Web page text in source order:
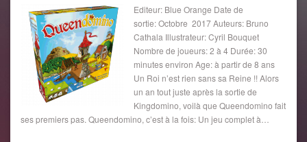
Editeur: Blue Orange Date de
sortie: Octobre 2017 Auteurs: Bruno
Cathala Illustrateur: Cyril Bouquet
Nombre de joueurs: 2 à 4 Durée: 30
minutes environ Age: à partir de 8 ans
Un Roi n’est rien sans sa Reine !! Alors
un an tout juste après la sortie de
Kingdomino, voilà que Queendomino fait
ses premiers pas. Queendomino, c’est à la fois: Un jeu complet à…